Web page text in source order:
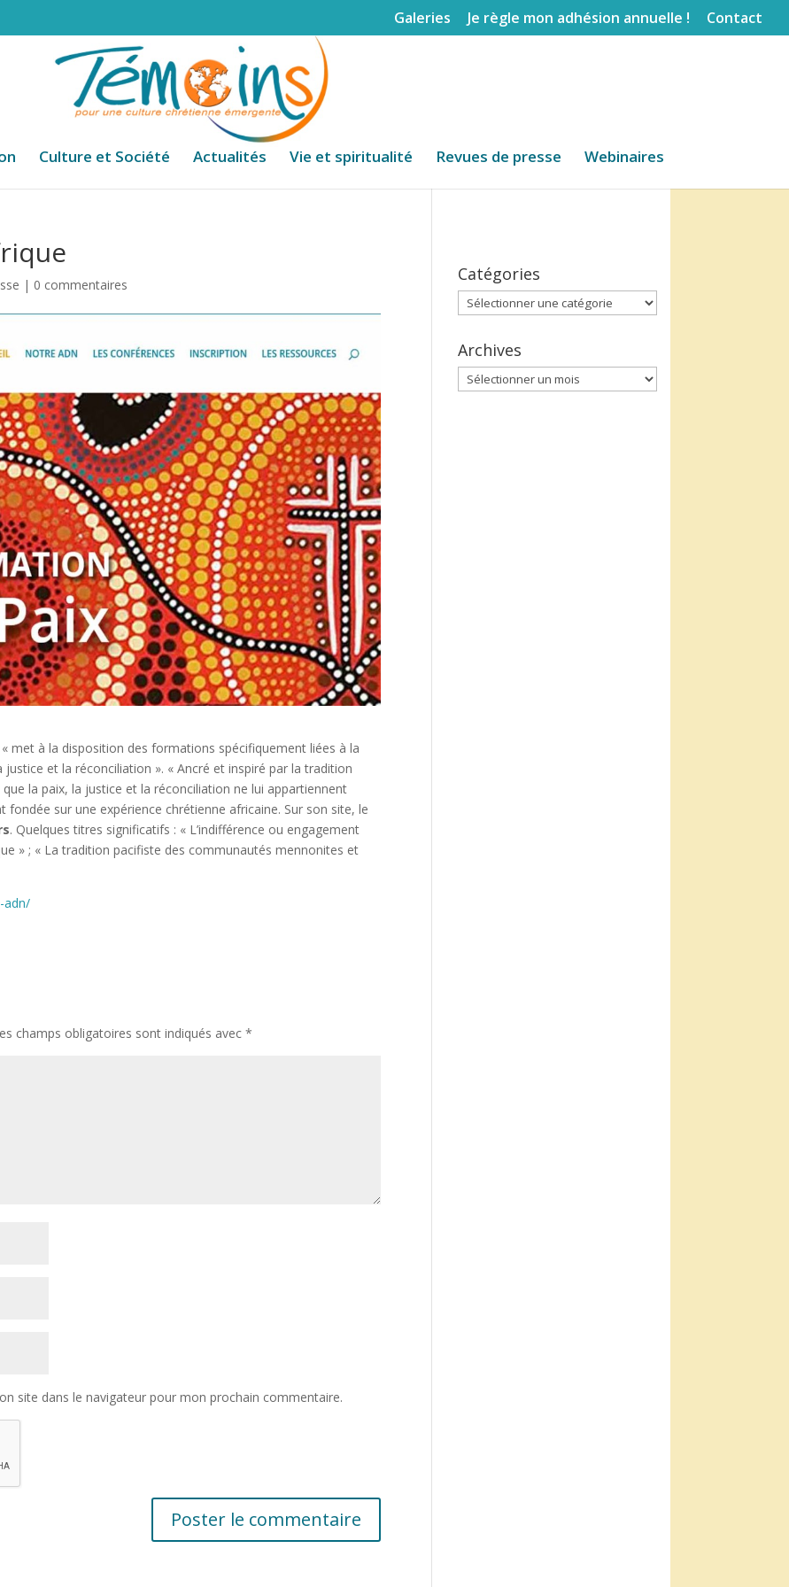
Galeries Je règle mon adhésion annuelle ! Contact
Culture et Société Actualités Vie et spiritualité Revues de presse Webinaires
| 0 commentaires
« met à la disposition des formations spécifiquement liées à la
et la réconciliation ». « Ancré et inspiré par la tradition
la paix, la justice et la réconciliation ne lui appartiennent
fondée sur une expérience chrétienne africaine. Sur son site, le
. Quelques titres significatifs : « L’indifférence ou engagement
» ; « La tradition pacifiste des communautés mennonites et
adn/
champs obligatoires sont indiqués avec*
site dans le navigateur pour mon prochain commentaire.
Catégories
Catégories
Archives
Archives